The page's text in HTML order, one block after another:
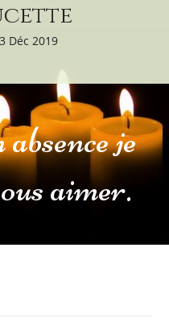
Déc 2019
je
aimer.